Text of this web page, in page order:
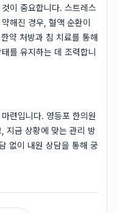
이 중요합니다. 스트레스
해진 경우, 혈액 순환이
약 처방과 침 치료를 통해
를 유지하는 데 조력합니
련입니다. 영등포 한의원
지금 상황에 맞는 관리 방
없이 내원 상담을 통해 궁